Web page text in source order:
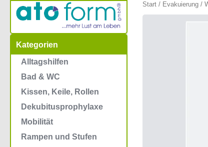
Kategorien
Alltagshilfen
Bad & WC
Kissen, Keile, Rollen
Dekubitusprophylaxe
Mobilität
Rampen und Stufen
Start/ Evakuierung/